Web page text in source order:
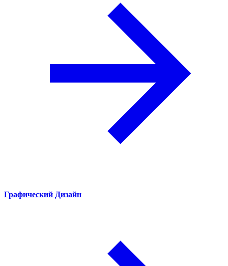
Графический Дизайн